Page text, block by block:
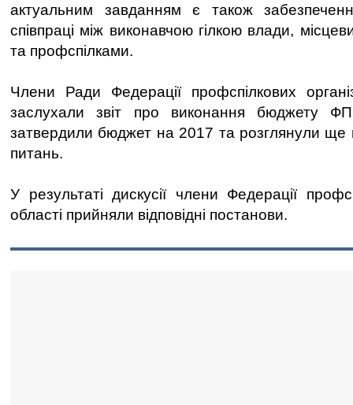
актуальним завданням є також
співпраці між виконавчою гілкою влади,
та профспілками.
Члени Ради Федерації профспілкових
заслухали звіт про виконання бюджету
затвердили бюджет на 2017 та розглянули ще
питань.
У результаті дискусії члени Федерації
області прийняли відповідні постанови.